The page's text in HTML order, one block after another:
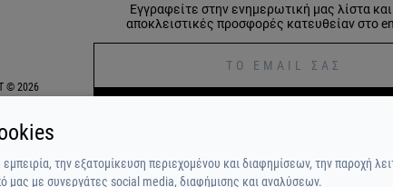
Εγγραφείτε στην ενημερωτική μας λίστα
αποκλειστικές προσφορές κατευθείαν στο
© 2026
την εξατομίκευση περιεχομένου και διαφημίσεων, την παροχή
μας με συνεργάτες social media, διαφήμισης και αναλύσεων.